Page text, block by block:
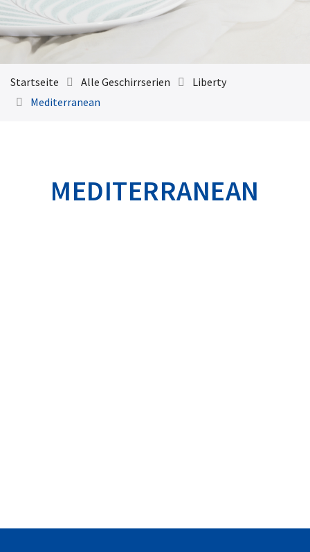
Startseite Alle Geschirrserien
Liberty
Mediterranean
MEDITERRANEAN